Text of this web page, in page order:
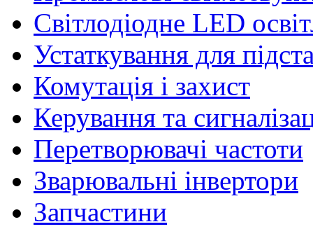
Світлодіодне LED
Устаткування для
Комутація і захист
Керування та
Перетворювачі частоти
Зварювальні інвертори
Запчастини